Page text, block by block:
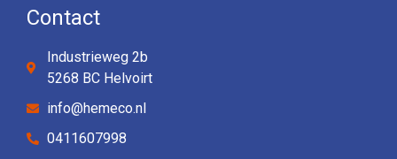
Contact
Industrieweg 2b
5268 BC Helvoirt
info@hemeco.nl
0411607998